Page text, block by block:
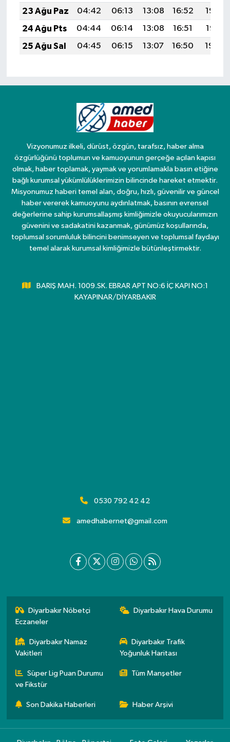
23 Ağu Paz
04:42 06:13 13:08 16:52
19:53
24 Ağu Pts
04:44 06:14 13:08 16:51
19:51
25 Ağu Sal
04:45 06:15 13:07 16:50 19:50
Vizyonumuz ilkeli, dürüst, özgün, tarafsız, haber alma
özgürlüğünü toplumun ve kamuoyunun gerçeğe açılan kapısı
olmak, haber toplamak, yaymak ve yorumlamakla basın etiğine
bağlı kurumsal yükümlülüklerimizin bilincinde hareket etmektir.
Misyonumuz haberi temel alan, doğru, hızlı, güvenilir ve güncel
haber vererek kamuoyunu aydınlatmak, basının evrensel
değerlerine sahip kurumsallaşmış kimliğimizle okuyucularımızın
güvenini ve sadakatini kazanmak, günümüz koşullarında,
toplumsal sorumluluk bilincini benimseyen ve toplumsal faydayı
temel alarak kurumsal kimliğimizle bütünleştirmektir.
BARIŞ MAH. 1009.SK. EBRAR APT NO:6 İÇ KAPI NO:1
KAYAPINAR/DİYARBAKIR
0530 792 42 42
amedhabernet@gmail.com
Diyarbakır Nöbetçi
Eczaneler
Diyarbakır Hava Durumu
Diyarbakır Namaz
Vakitleri
Diyarbakır Trafik
Yoğunluk Haritası
Süper Lig Puan Durumu
ve Fikstür
Tüm Manşetler
Son Dakika Haberleri Haber Arşivi